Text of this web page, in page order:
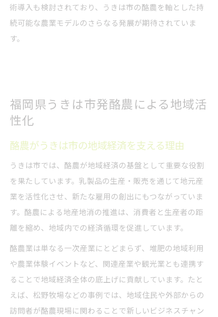
術導入も検討されており、うきは市の酪農を軸とした持
続可能な農業モデルのさらなる発展が期待されていま
す。
福岡県うきは市発酪農による地域活
性化
酪農がうきは市の地域経済を支える理由
うきは市では、酪農が地域経済の基盤として重要な役割
を果たしています。乳製品の生産・販売を通じて地元産
業を活性化させ、新たな雇用の創出にもつながっていま
す。酪農による地産地消の推進は、消費者と生産者の距
離を縮め、地域内での経済循環を促進しています。
酪農業は単なる一次産業にとどまらず、堆肥の地域利用
や農業体験イベントなど、関連産業や観光業とも連携す
ることで地域経済全体の底上げに貢献しています。たと
えば、松野牧場などの事例では、地域住民や外部からの
訪問者が酪農現場に関わることで新しいビジネスチャン